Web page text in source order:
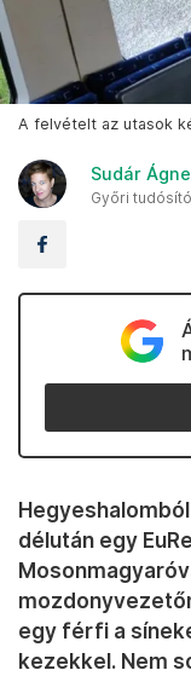
A felvételt az utasok
Sudár
Győri tudósító
délután egy
egy férfi a
kezekkel. Nem